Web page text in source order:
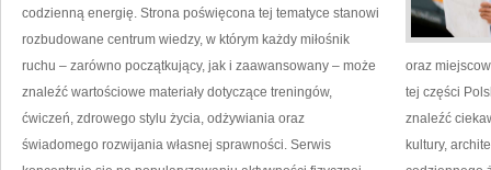
codzienną energię. Strona poświęcona tej tematyce stanowi
rozbudowane centrum wiedzy, w którym każdy miłośnik
ruchu – zarówno początkujący, jak i zaawansowany – może
znaleźć wartościowe materiały dotyczące treningów,
ćwiczeń, zdrowego stylu życia, odżywiania oraz
świadomego rozwijania własnej sprawności. Serwis
oraz
tej części
znaleźć
kultury,